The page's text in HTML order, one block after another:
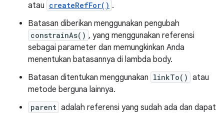
atau createRefFor() .
Batasan diberikan menggunakan pengubah
constrainAs() , yang menggunakan referensi
sebagai parameter dan memungkinkan Anda
menentukan batasannya di lambda body.
Batasan ditentukan menggunakan linkTo() atau
metode berguna lainnya.
parent adalah referensi yang sudah ada dan dapat